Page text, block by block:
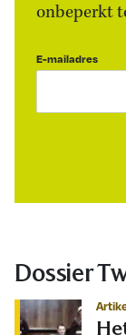
onbeperkt
E-mailadres
Dossier